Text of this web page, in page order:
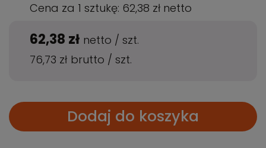
Cena za 1 sztukę: 62,38 zł netto
62,38 zł netto / szt.
76,73 zł brutto / szt.
Dodaj do koszyka